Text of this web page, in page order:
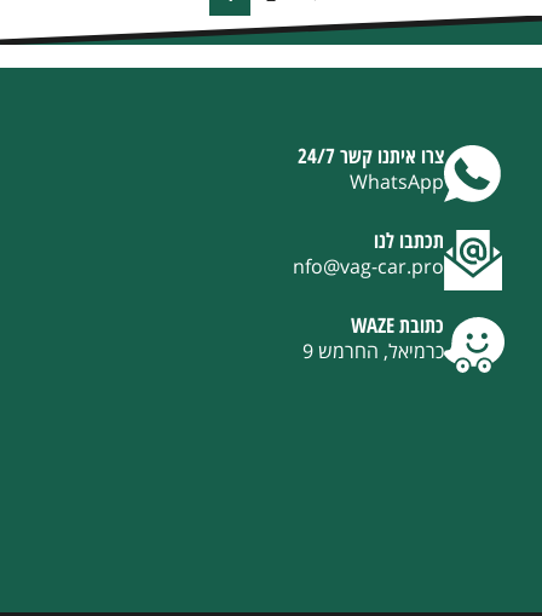
צרו איתנו קשר 24/7
WhatsApp
תכתבו לנו
nfo@vag-car.pro
כתובת WAZE
כרמיאל, החרמש 9